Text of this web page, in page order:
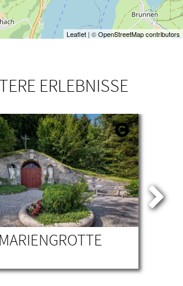
Leaflet | ©OpenStreetMap contributors
ERLEBNISSE
MARIENGROTTE